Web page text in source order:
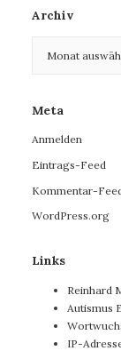
Archiv
Meta
Anmelden
Eintrags-Feed
Kommentar-
WordPress.org
Links
Reinhard
Autismus
IP-